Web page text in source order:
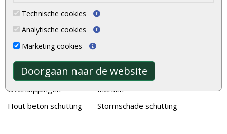
Technische cookies
Analytische cookies
Marketing cookies
Doorgaan naar de website
Vlonderplanken
Tuinpalen
Tuinhekken
Blokhutten
Overkappingen
Hout beton schutting
Schuttingplanken
Steigerplanken
Aanbiedingen
Merken
Stormschade schutting